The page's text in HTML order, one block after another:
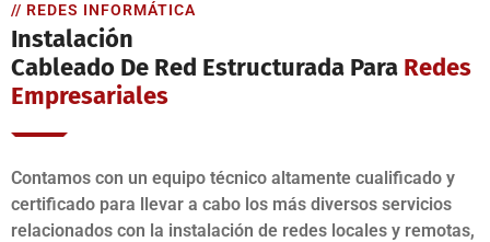
// REDES INFORMÁTICA
Instalación
Cableado De Red Estructurada Para Redes
Empresariales
Contamos con un equipo técnico altamente cualificado y
certificado para llevar a cabo los más diversos servicios
relacionados con la instalación de redes locales y remotas,